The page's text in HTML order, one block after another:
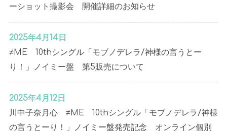
ーショット撮影会 開催詳細のお知らせ
2025年4月14日
≠ME 10thシングル「モブノデレラ/神様の言うとー
り！」ノイミー盤 第5販売について
2025年4月12日
川中子奈月心 ≠ME 10thシングル「モブノデレラ/神様
の言うとーり！」ノイミー盤発売記念 オンライン個別